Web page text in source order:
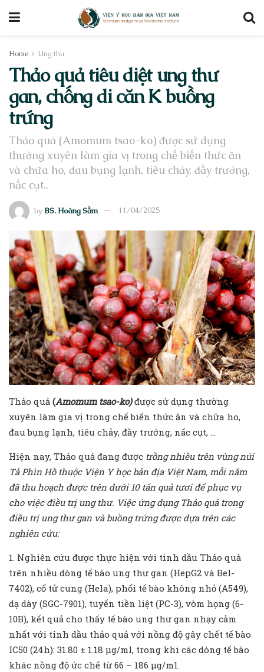
Home Ung thư
Thảo quả tiêu diệt ung thư
gan, chống di căn K buồng
trứng
Thảo quả (Amomum tsao-ko) được sử dụng
thường xuyên làm gia vị trong chế biến thức ăn
và chữa ho, đau bụng lạnh, tiêu chảy, đầy trướng,
nấc cụt..
by BS. Hoàng Sầm 11/04/2025
Thảo quả (Amomum tsao-ko)được sử dụng thường
xuyên làm gia vị trong chế biến thức ăn và chữa ho,
đau bụng lạnh, tiêu chảy, đầy trướng, nấc cụt, …
Hiện nay, Thảo quả đang được trồngnhiều trên vùng núi
Tả Phìn Hồ thuộc Viện Y học bản địa Việt Nam, mỗi năm
đã thu hoạch được trên dưới 10 tấn quả tươi để phục vụ
cho việc điều trị ung thư. Việc ứng dụng Thảo quả trong
điều trị ung thư gan và buồng trứng được dựa trên các
nghiên cứu:
1. Nghiên cứu được thực hiện với tinh dầu Thảo quả
trên nhiều dòng tế bào ung thư gan (HepG2 và Bel-
7402), cổ tử cung (Hela), phổi tế bào không nhỏ (A549),
dạ dày (SGC-7901), tuyến tiền liệt (PC-3), vòm họng (6-
10B), kết quả cho thấy tế bào ung thư gan nhạy cảm
nhất với tinh dầu thảo quả với nồng độ gây chết tế bào
IC50 (24h): 31.80 ± 1.18 µg/ml, trong khi các dòng tế bào
khác nồng độ ức chế từ 66 – 186 µg/ml.